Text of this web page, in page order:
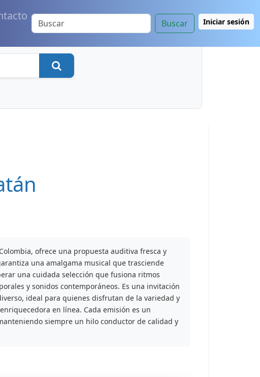
Buscar Iniciar sesión
ofrece una propuesta auditiva fresca y
una amalgama musical que trasciende
una cuidada selección que fusiona ritmos
y sonidos contemporáneos. Es una invitación
ideal para quienes disfrutan de la variedad y
en línea. Cada emisión es un
siempre un hilo conductor de calidad y